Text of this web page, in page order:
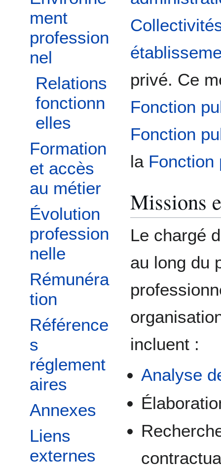
ment
profession
nel
Relations
fonctionn
elles
Formation
et accès
au métier
Évolution
profession
nelle
Rémunéra
tion
Référence
s
réglement
aires
Annexes
Liens
externes
privé. Ce
Fonction
Fonction
la Fonction
Missions
Le chargé
au long du
incluent :
Analyse